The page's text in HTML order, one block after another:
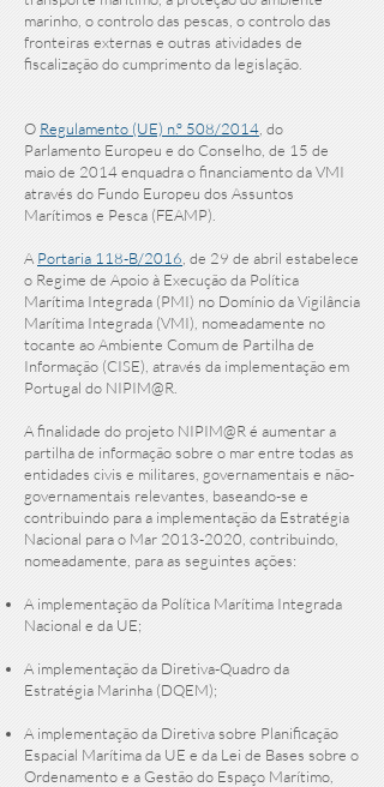
marinho, o controlo das pescas, o controlo das
fronteiras externas e outras atividades de
fiscalização do cumprimento da legislação.
O Regulamento (UE) n.º 508/2014 , do
Parlamento Europeu e do Conselho, de 15 de
maio de 2014 enquadra o financiamento da VMI
através do Fundo Europeu dos Assuntos
Marítimos e Pesca (FEAMP).
A Portaria 118-B/2016 , de 29 de abril estabelece
o Regime de Apoio à Execução da Política
Marítima Integrada (PMI) no Domínio da Vigilância
Marítima Integrada (VMI), nomeadamente no
tocante ao Ambiente Comum de Partilha de
Informação (CISE), através da implementação em
Portugal do NIPIM@R.
A finalidade do projeto NIPIM@R é aumentar a
partilha de informação sobre o mar entre todas as
entidades civis e militares, governamentais e não-
governamentais relevantes, baseando-se e
contribuindo para a implementação da Estratégia
Nacional para o Mar 2013-2020 , contribuindo,
nomeadamente, para as seguintes ações:
A implementação da Política Marítima Integrada
Nacional e da UE;
A implementação da Diretiva-Quadro da
Estratégia Marinha (DQEM);
A implementação da Diretiva sobre Planificação
Espacial Marítima da UE e da Lei de Bases sobre o
Ordenamento e a Gestão do Espaço Marítimo,